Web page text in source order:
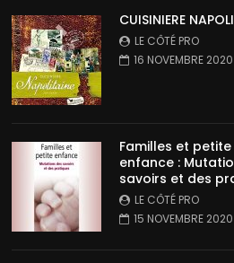
CUISINIERE
LE CÔTÉ PRO
16 NOVEMBRE 2020
Familles et petite
enfance :
savoirs et des
LE CÔTÉ PRO
15 NOVEMBRE 2020